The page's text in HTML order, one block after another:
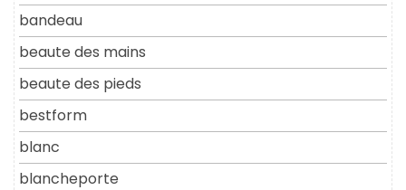
bandeau
beaute des mains
beaute des pieds
bestform
blanc
blancheporte